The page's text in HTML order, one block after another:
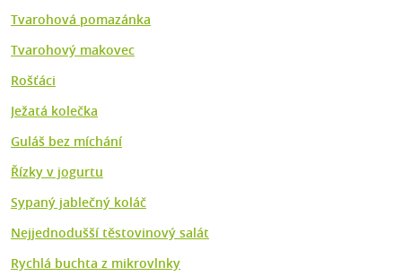
Tvarohová pomazánka
Tvarohový makovec
Rošťáci
Ježatá kolečka
Guláš bez míchání
Řízky v jogurtu
Sypaný jablečný koláč
Nejjednodušší těstovinový salát
Rychlá buchta z mikrovlnky